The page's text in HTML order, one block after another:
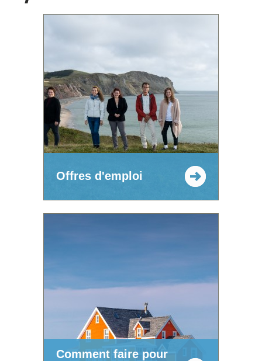
Offres d'emploi
Comment faire pour